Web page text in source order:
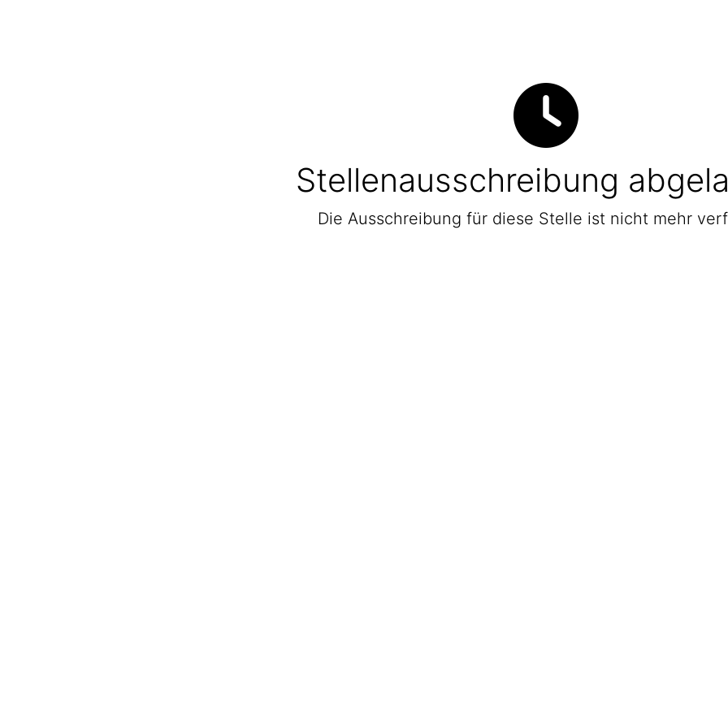
Stellenausschreibung
Die Ausschreibung für diese Stelle ist nicht mehr